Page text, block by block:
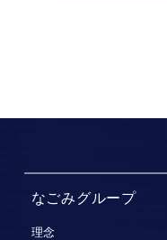
なごみグループ
理念